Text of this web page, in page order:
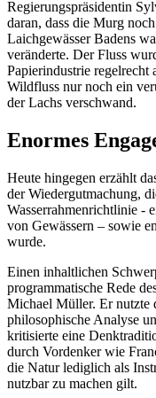
Regierungspräsidentin
daran, dass die Murg
Laichgewässer Badens
veränderte. Der Fluss
Papierindustrie regelrecht
Wildfluss nur noch ein
der Lachs verschwand.
Enormes
Heute hingegen erzählt
der Wiedergutmachung,
Wasserrahmenrichtlinie -
von Gewässern – sowie
wurde.
Einen inhaltlichen
programmatische Rede
Michael Müller. Er nutzte
philosophische Analyse
kritisierte eine
durch Vordenker wie
die Natur lediglich als
nutzbar zu machen gilt.